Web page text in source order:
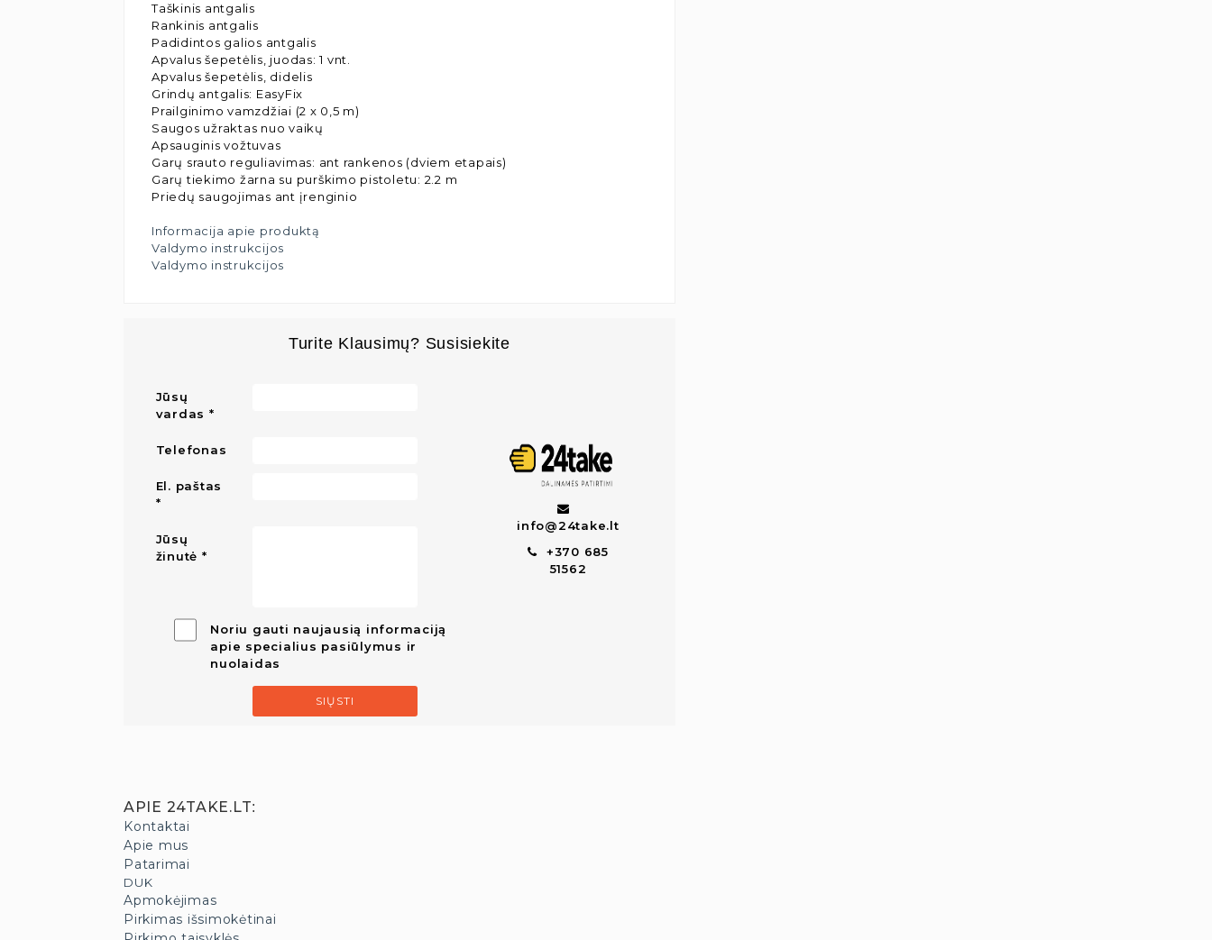
Taškinis antgalis
Rankinis antgalis
Padidintos galios antgalis
Apvalus šepetėlis, juodas: 1 vnt.
Apvalus šepetėlis, didelis
Grindų antgalis: EasyFix
Prailginimo vamzdžiai (2 x 0,5 m)
Saugos užraktas nuo vaikų
Apsauginis vožtuvas
Garų srauto reguliavimas: ant rankenos (dviem etapais)
Garų tiekimo žarna su purškimo pistoletu: 2.2 m
Priedų saugojimas ant įrenginio
Informacija apie produktą
Valdymo instrukcijos
Valdymo instrukcijos
Turite Klausimų? Susisiekite
Jūsų
vardas
Telefonas
El. paštas
Jūsų
žinutė
Noriu gauti naujausią informaciją
apie specialius pasiūlymus ir
nuolaidas
SIŲSTI
info@24take.lt
+370 685
51562
APIE 24TAKE.LT:
Kontaktai
Apie mus
Patarimai
DUK
Apmokėjimas
Pirkimas išsimokėtinai